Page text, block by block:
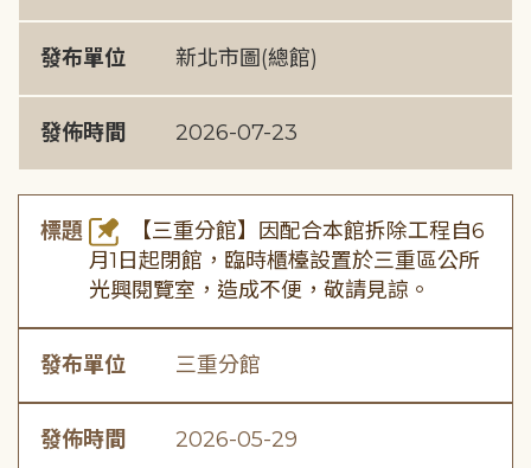
發布單位 新北市圖(總館)
發佈時間 2026-07-23
標題
【三重分館】因配合本館拆除工程自6
月1日起閉館，臨時櫃檯設置於三重區公所
光興閱覽室，造成不便，敬請見諒。
發布單位 三重分館
發佈時間 2026-05-29